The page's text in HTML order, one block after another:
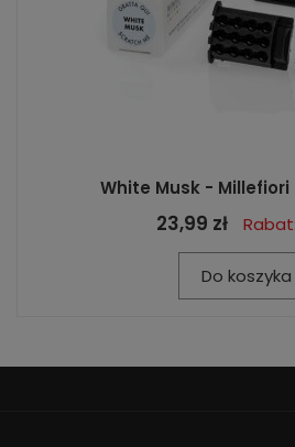
White Musk - Millefiori
23,99 zł
Do koszyka